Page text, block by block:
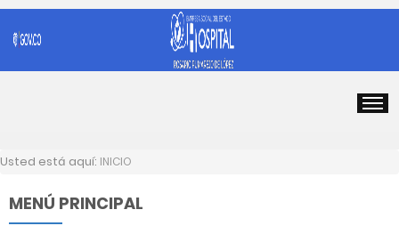
Usted está aquí: INICIO
MENÚ PRINCIPAL